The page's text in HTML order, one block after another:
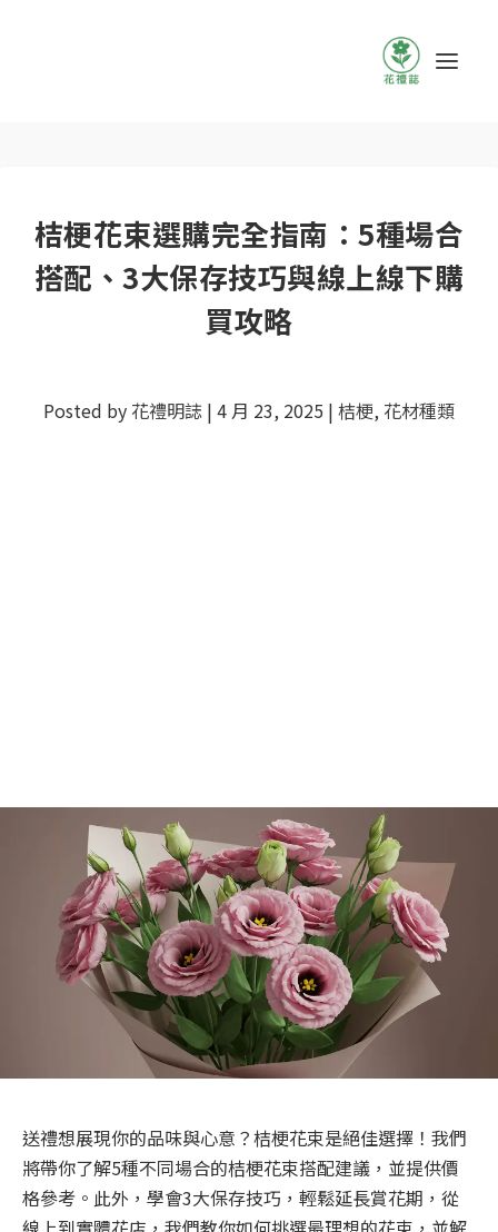
桔梗花束選購完全指南：5種場合
搭配、3大保存技巧與線上線下購
買攻略
Posted by 花禮明誌 | 4 月 23, 2025 | 桔梗, 花材種類
送禮想展現你的品味與心意？桔梗花束是絕佳選擇！我們
將帶你了解5種不同場合的桔梗花束搭配建議，並提供價
格參考。此外，學會3大保存技巧，輕鬆延長賞花期，從